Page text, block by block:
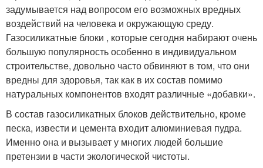
задумывается над вопросом его возможных вредных
воздействий на человека и окружающую среду.
Газосиликатные блоки , которые сегодня набирают очень
большую популярность особенно в индивидуальном
строительстве, довольно часто обвиняют в том, что они
вредны для здоровья, так как в их состав помимо
натуральных компонентов входят различные «добавки».
В состав газосиликатных блоков действительно, кроме
песка, извести и цемента входит алюминиевая пудра.
Именно она и вызывает у многих людей большие
претензии в части экологической чистоты.